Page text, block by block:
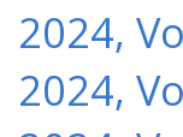
2024,
2024,